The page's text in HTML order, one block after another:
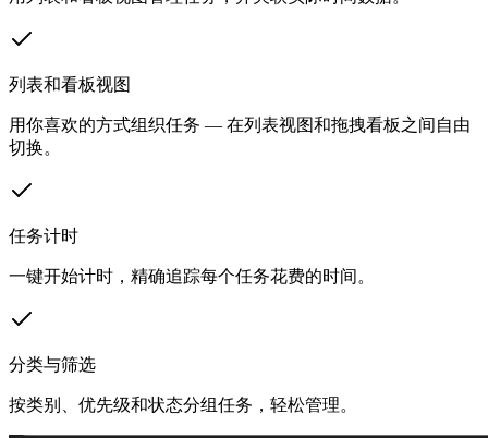
列表和看板视图
用你喜欢的方式组织任务 — 在列表视图和拖拽看板之间自由
切换。
任务计时
一键开始计时，精确追踪每个任务花费的时间。
分类与筛选
按类别、优先级和状态分组任务，轻松管理。